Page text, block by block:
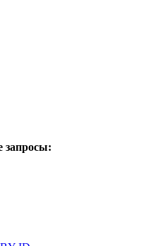
запросы: